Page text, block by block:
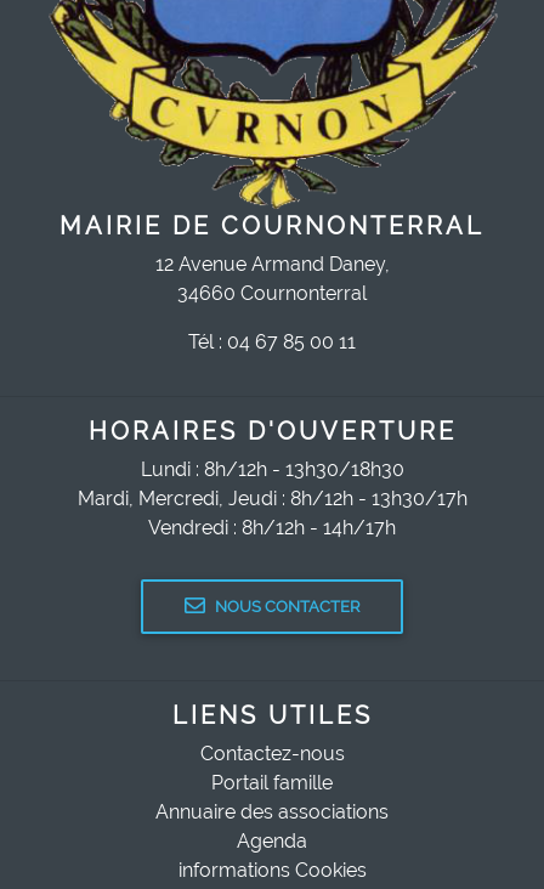
MAIRIE DE COURNONTERRAL
12 Avenue Armand Daney,
34660 Cournonterral
Tél : 04 67 85 00 11
HORAIRES D'OUVERTURE
Lundi : 8h/12h - 13h30/18h30
Mardi, Mercredi, Jeudi : 8h/12h - 13h30/17h
Vendredi : 8h/12h - 14h/17h
NOUS CONTACTER
LIENS UTILES
Contactez-nous
Portail famille
Annuaire des associations
Agenda
informations Cookies